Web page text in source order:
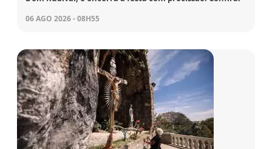
06 AGO 2026 - 08H55